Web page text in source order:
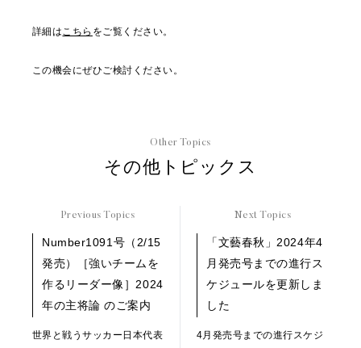
詳細はこちら をご覧ください。
この機会にぜひご検討ください。
Other Topics
その他トピックス
Previous Topics
Number1091号（2/15
発売）［強いチームを
作るリーダー像］2024
年の主将論 のご案内
世界と戦うサッカー日本代表
Next Topics
「文藝春秋」2024年4
月発売号までの進行ス
ケジュールを更新しま
した
4月発売号までの進行スケジ